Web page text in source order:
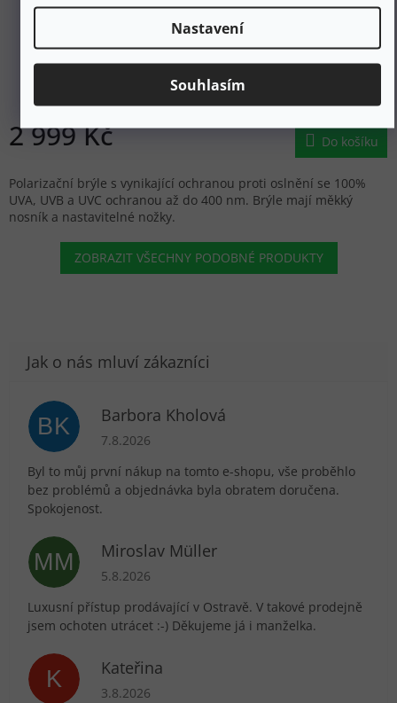
Nastavení
Souhlasím
černé
2 999 Kč Do košíku
Polarizační brýle s vynikající ochranou proti oslnění se 100%
UVA, UVB a UVC ochranou až do 400 nm. Brýle mají měkký
nosník a nastavitelné nožky.
ZOBRAZIT VŠECHNY PODOBNÉ PRODUKTY
BK Barbora Kholová
Hodnocení obchodu je 5 z 5 hvězdiček.
7.8.2026
Byl to můj první nákup na tomto e-shopu, vše proběhlo
bez problémů a objednávka byla obratem doručena.
Spokojenost.
MM Miroslav Müller
Hodnocení obchodu je 5 z 5 hvězdiček.
5.8.2026
Luxusní přístup prodávající v Ostravě. V takové prodejně
jsem ochoten utrácet :-) Děkujeme já i manželka.
K Kateřina
Hodnocení obchodu je 5 z 5 hvězdiček.
3.8.2026